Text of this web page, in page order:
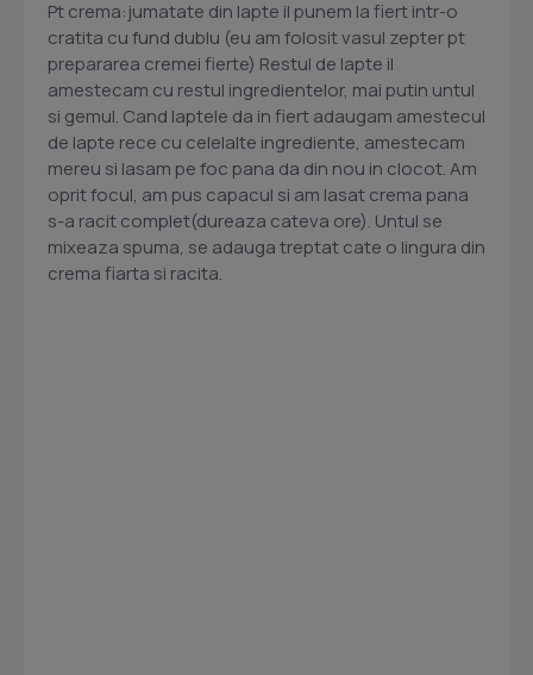
Pt crema:jumatate din lapte il punem la fiert intr-o
cratita cu fund dublu (eu am folosit vasul zepter pt
prepararea cremei fierte) Restul de lapte il
amestecam cu restul ingredientelor, mai putin untul
si gemul. Cand laptele da in fiert adaugam amestecul
de lapte rece cu celelalte ingrediente, amestecam
mereu si lasam pe foc pana da din nou in clocot. Am
oprit focul, am pus capacul si am lasat crema pana
s-a racit complet(dureaza cateva ore). Untul se
mixeaza spuma, se adauga treptat cate o lingura din
crema fiarta si racita.